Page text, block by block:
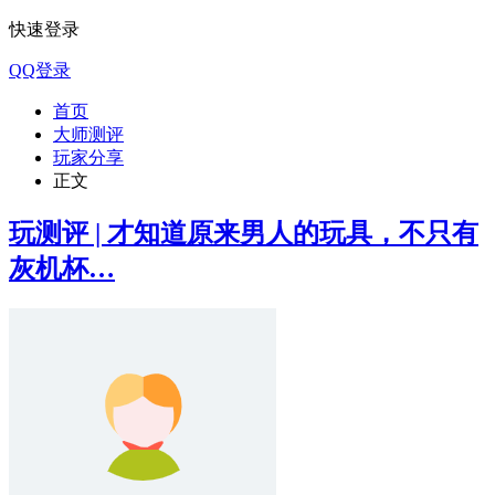
快速登录
QQ登录
首页
大师测评
玩家分享
正文
玩测评 | 才知道原来男人的玩具，不只有
灰机杯…